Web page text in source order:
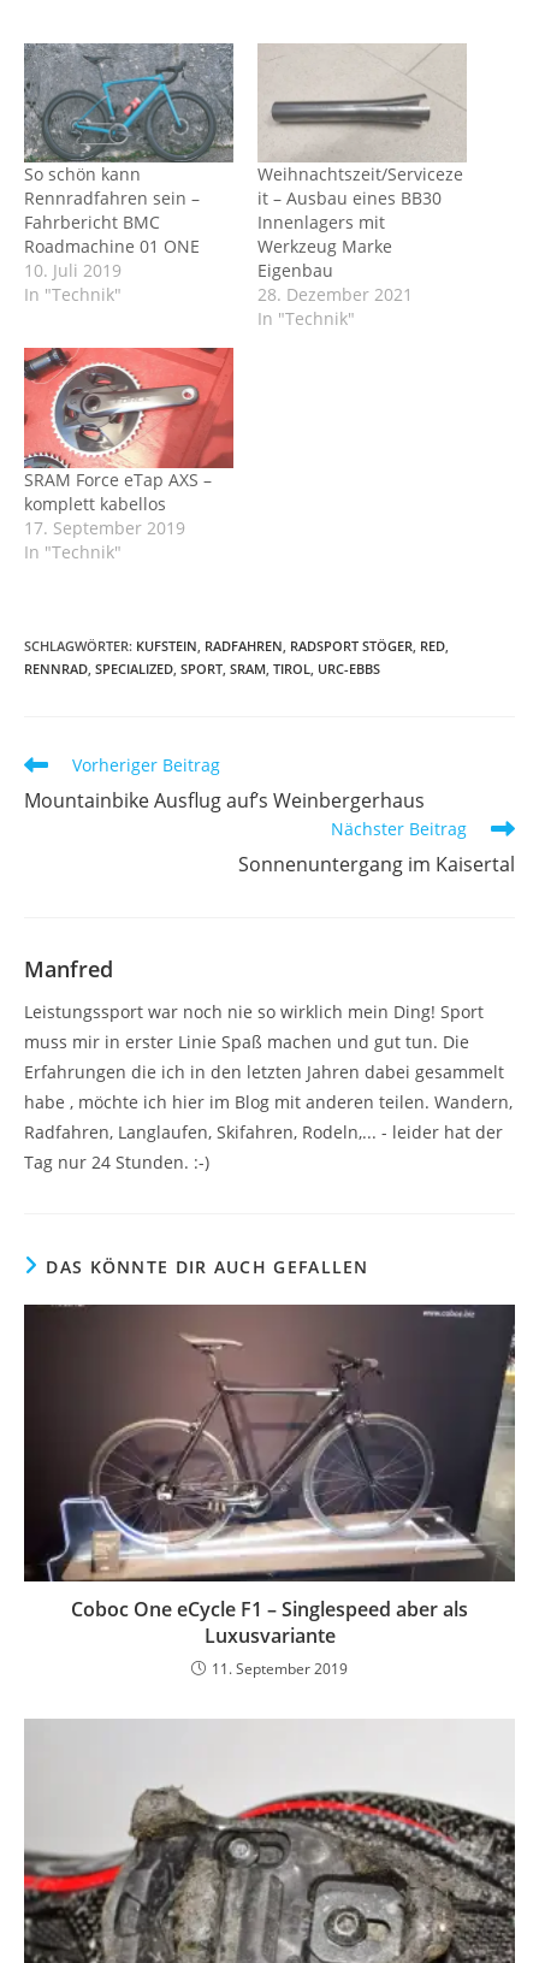
So schön kann
Rennradfahren sein –
Fahrbericht BMC
Roadmachine 01 ONE
10. Juli 2019
In "Technik"
Weihnachtszeit/Serviceze
it – Ausbau eines BB30
Innenlagers mit
Werkzeug Marke
Eigenbau
28. Dezember 2021
In "Technik"
SRAM Force eTap AXS –
komplett kabellos
17. September 2019
In "Technik"
SCHLAGWÖRTER: KUFSTEIN RADFAHREN RADSPORT STÖGER RED
RENNRAD SPECIALIZED SPORT SRAM TIROL URC-EBBS
Weitere
ansehen
Vorheriger Beitrag
Mountainbike Ausflug auf’s Weinbergerhaus
Nächster Beitrag
Sonnenuntergang im Kaisertal
Manfred
Leistungssport war noch nie so wirklich mein Ding! Sport
muss mir in erster Linie Spaß machen und gut tun. Die
Erfahrungen die ich in den letzten Jahren dabei gesammelt
habe , möchte ich hier im Blog mit anderen teilen. Wandern,
Radfahren, Langlaufen, Skifahren, Rodeln,... - leider hat der
Tag nur 24 Stunden. :-)
DAS KÖNNTE DIR AUCH GEFALLEN
Coboc One eCycle F1 – Singlespeed aber als
Luxusvariante
11. September 2019